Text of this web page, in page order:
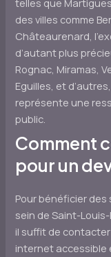
des villes comme
Châteaurenard,
d’autant plus
Rognac, Miramas,
Eguilles, et
représente une
public.
Comment
pour un
Pour bénéficier
sein de Saint-
il suffit de contacter
internet accessible